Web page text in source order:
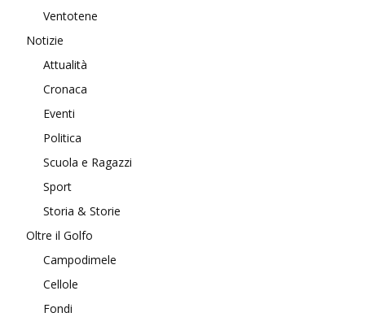
Ventotene
Notizie
Attualità
Cronaca
Eventi
Politica
Scuola e Ragazzi
Sport
Storia & Storie
Oltre il Golfo
Campodimele
Cellole
Fondi